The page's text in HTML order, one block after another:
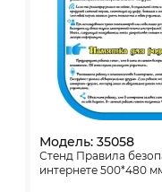
Модель: 35058
Стенд Правила
интернете 500*480